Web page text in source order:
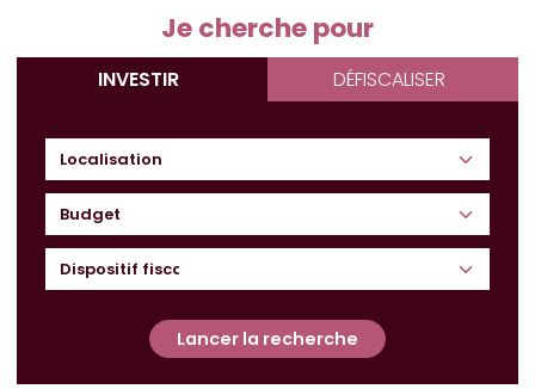
Je cherche pour
INVESTIR DÉFISCALISER
Budget
Lancer la recherche